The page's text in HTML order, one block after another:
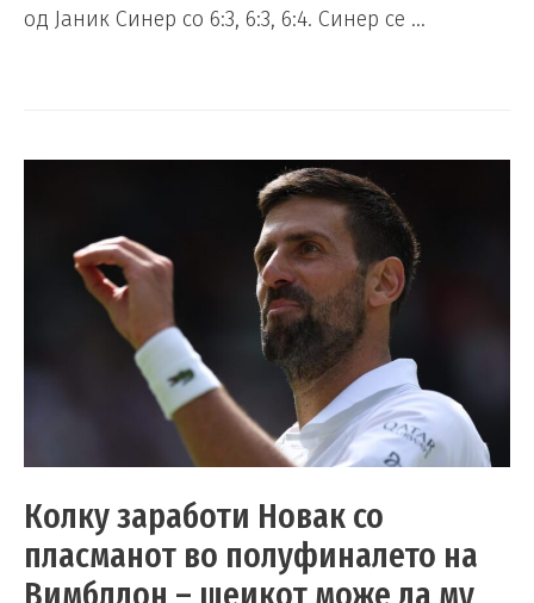
од Јаник Синер со 6:3, 6:3, 6:4. Синер се …
Колку заработи Новак со
пласманот во полуфиналето на
Вимблдон – шеикот може да му